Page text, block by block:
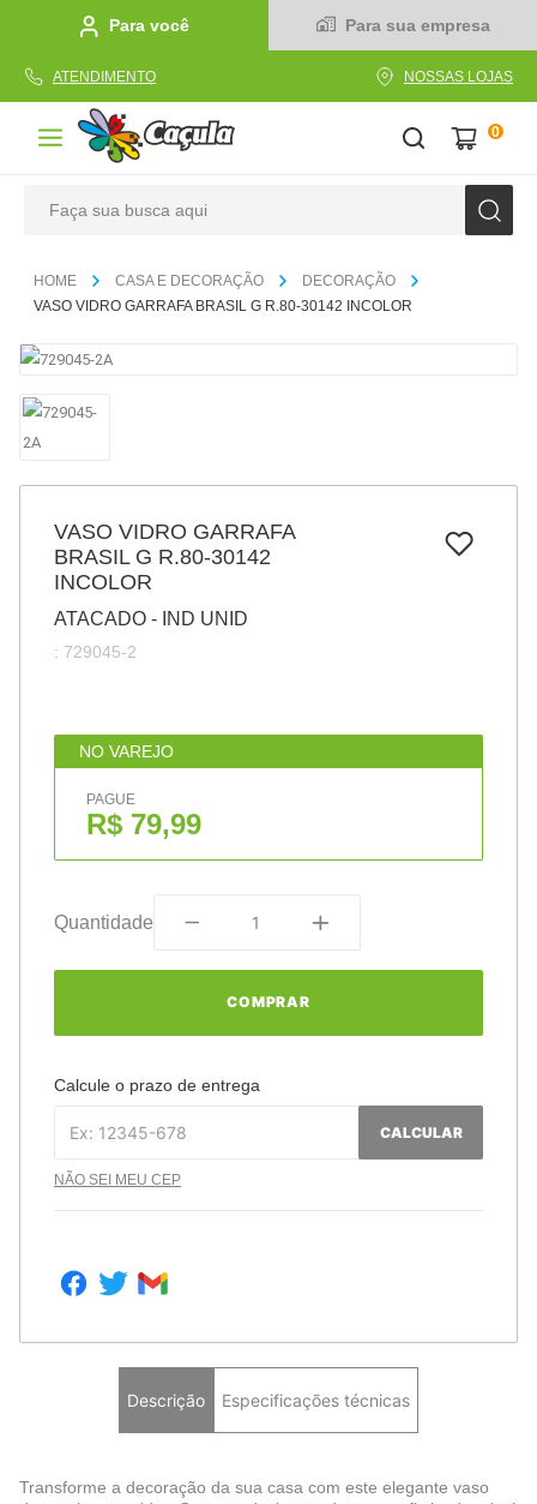
Para você Para sua empresa
ATENDIMENTO NOSSAS LOJAS
0
CASA E DECORAÇÃO
DECORAÇÃO
VASO VIDRO GARRAFA BRASIL G R.80-30142 INCOLOR
VASO VIDRO GARRAFA
BRASIL G R.80-30142
INCOLOR
ATACADO - IND UNID
: 729045-2
NO VAREJO
PAGUE
R$ 79,99
Quantidade
COMPRAR
Calcule o prazo de entrega
CALCULAR
NÃO SEI MEU CEP
Descrição Especificações técnicas
Transforme a decoração da sua casa com este elegante vaso
1º caderno
2
papel